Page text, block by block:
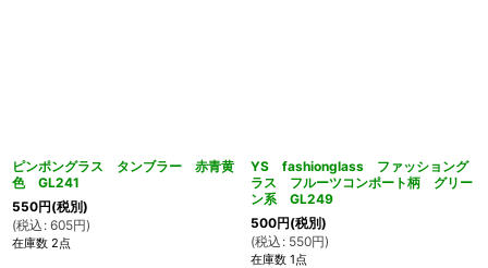
ピンポングラス タンブラー 赤青黄
色 GL241
550円(税別)
(税込 : 605円)
在庫数 2点
YS fashionglass ファッショング
ラス フルーツコンポート柄 グリー
ン系 GL249
500円(税別)
(税込 : 550円)
在庫数 1点